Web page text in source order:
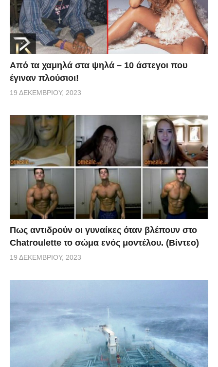
Από τα χαμηλά στα ψηλά – 10 άστεγοι που
έγιναν πλούσιοι!
19 ΔΕΚΕΜΒΡΊΟΥ, 2023
Πως αντιδρούν οι γυναίκες όταν βλέπουν στο
Chatroulette το σώμα ενός μοντέλου. (Βίντεο)
19 ΔΕΚΕΜΒΡΊΟΥ, 2023